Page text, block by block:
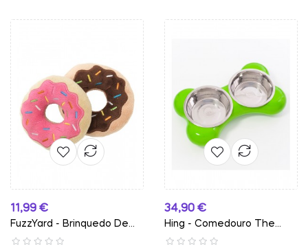
Preço
11,99 €
FuzzYard - Brinquedo De...
Preço
34,90 €
Hing - Comedouro The
Bone -...